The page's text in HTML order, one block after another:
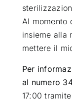
Al momento
insieme alla
mettere il
Per
al numero
17:00